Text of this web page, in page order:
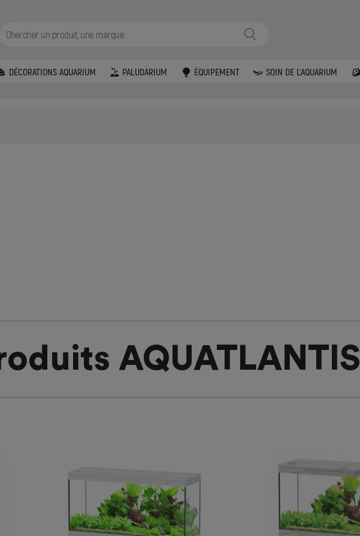
DÉCORATIONS AQUARIUM PALUDARIUM ÉQUIPEMENT SOIN DE L'AQUARIUM
AQUATLANTIS